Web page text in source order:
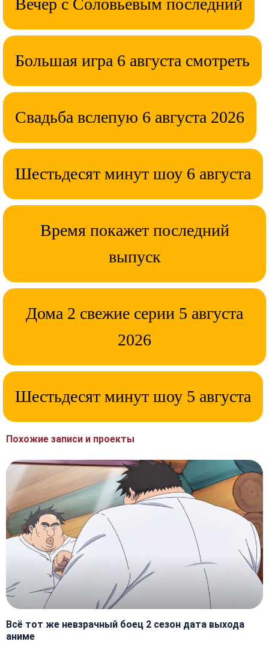
Вечер с Соловьевым последний
Большая игра 6 августа смотреть
Свадьба вслепую 6 августа 2026
Шестьдесят минут шоу 6 августа
Время покажет последний
выпуск
Дома 2 свежие серии 5 августа
2026
Шестьдесят минут шоу 5 августа
Похожие записи и проекты
Всё тот же невзрачный боец 2 сезон дата выхода
аниме